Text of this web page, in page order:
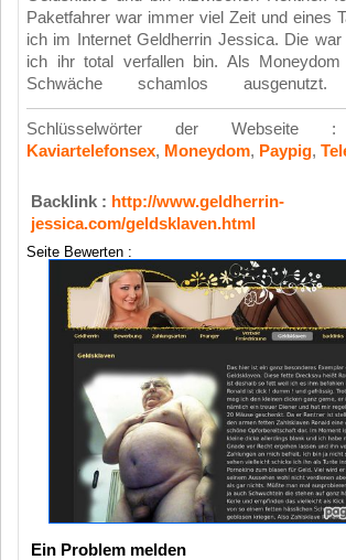
Paketfahrer war immer viel Zeit und eines
ich im Internet Geldherrin Jessica. Die
ich ihr total verfallen bin. Als
Schwäche schamlos
Schlüsselwörter der
Kaviartelefonsex, Moneydom, Paypig,
Backlink : http://www.geldherrin-
jessica.com/geldsklaven.html
Seite Bewerten :
Ein Problem melden